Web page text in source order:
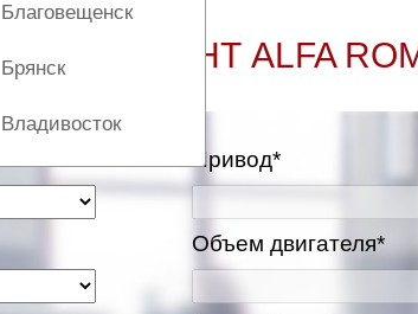
Благовещенск
Брянск
Владивосток
Вологда
РЕМОНТ ALFA
Привод*
Объем двигателя*